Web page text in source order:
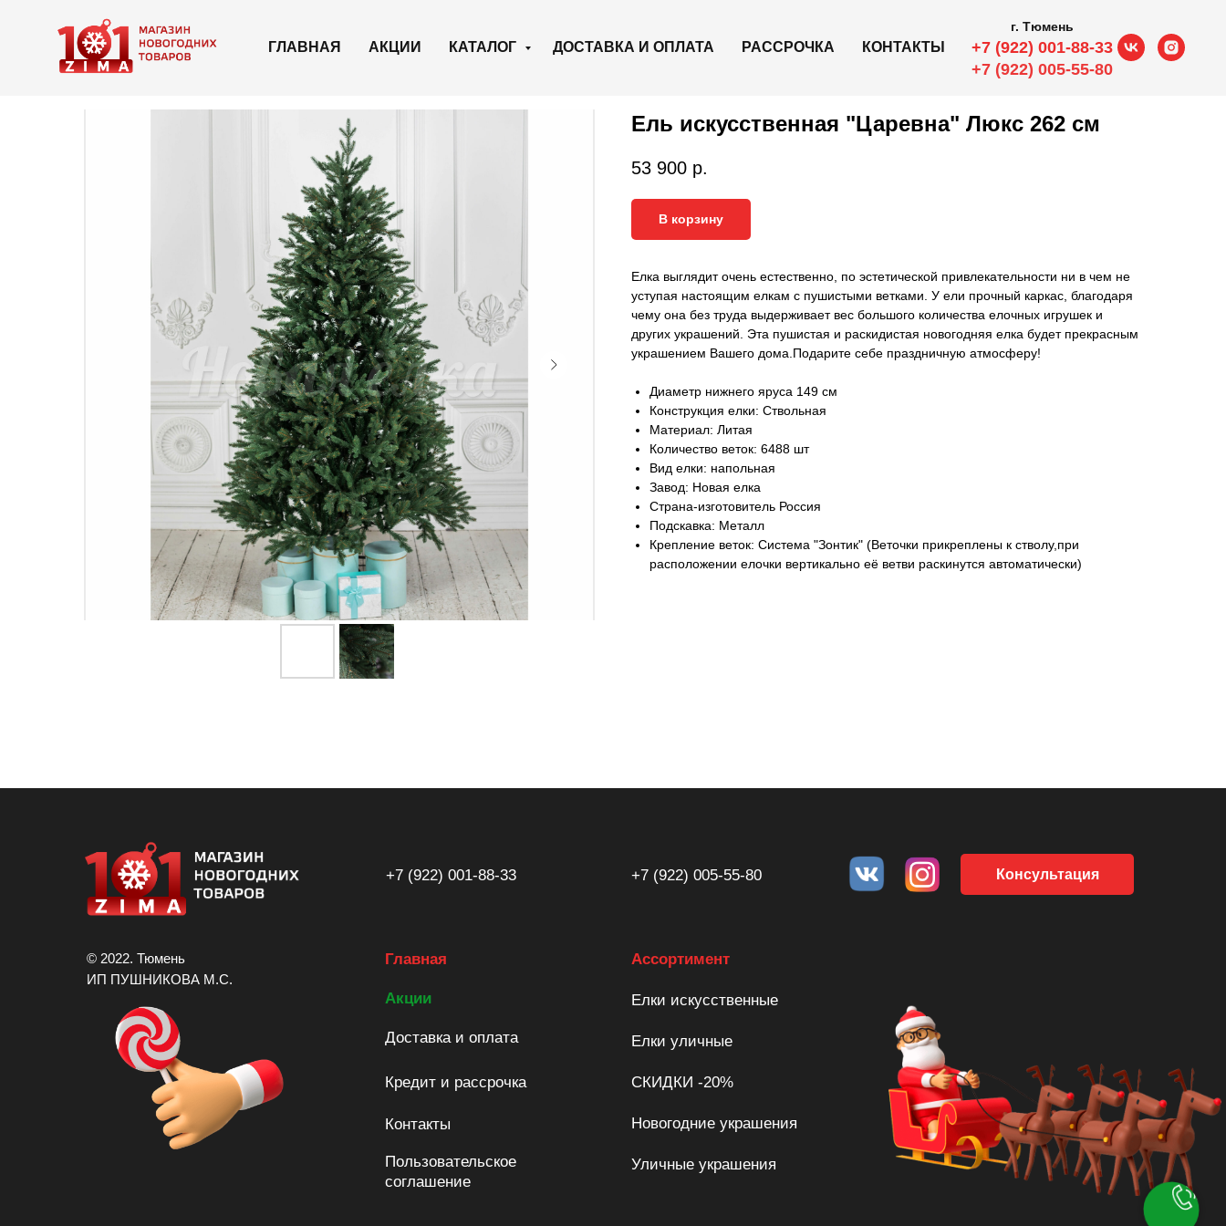
ГЛАВНАЯ АКЦИИ КАТАЛОГ ДОСТАВКА И ОПЛАТА РАССРОЧКА КОНТАКТЫ
г. Тюмень
+7 (922) 001-88-33
+7 (922) 005-55-80
Ель искусственная "Царевна" Люкс 262 см
53 900 р.
В корзину
Елка выглядит очень естественно, по эстетической привлекательности ни в чем не
уступая настоящим елкам с пушистыми ветками. У ели прочный каркас, благодаря
чему она без труда выдерживает вес большого количества елочных игрушек и
других украшений. Эта пушистая и раскидистая новогодняя елка будет прекрасным
украшением Вашего дома.Подарите себе праздничную атмосферу!
Диаметр нижнего яруса 149 см
Конструкция елки: Ствольная
Материал: Литая
Количество веток: 6488 шт
Вид елки: напольная
Завод: Новая елка
Страна-изготовитель Россия
Подскавка: Металл
Крепление веток: Система "Зонтик" (Веточки прикреплены к стволу,при
расположении елочки вертикально её ветви раскинутся автоматически)
© 2022. Тюмень
ИП ПУШНИКОВА М.С.
Ассортимент
Акции Елки искусственные
СКИДКИ -20%
Главная
Доставка и оплата
Контакты
Пользовательское
соглашение
+7 (922) 001-88-33 +7 (922) 005-55-80 Консультация
Новогодние украшения
Уличные украшения
Елки уличные
Кредит и рассрочка